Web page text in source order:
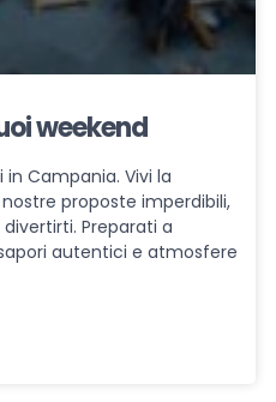
weekend
Campania. Vivi la
proposte imperdibili,
Preparati a
autentici e atmosfere